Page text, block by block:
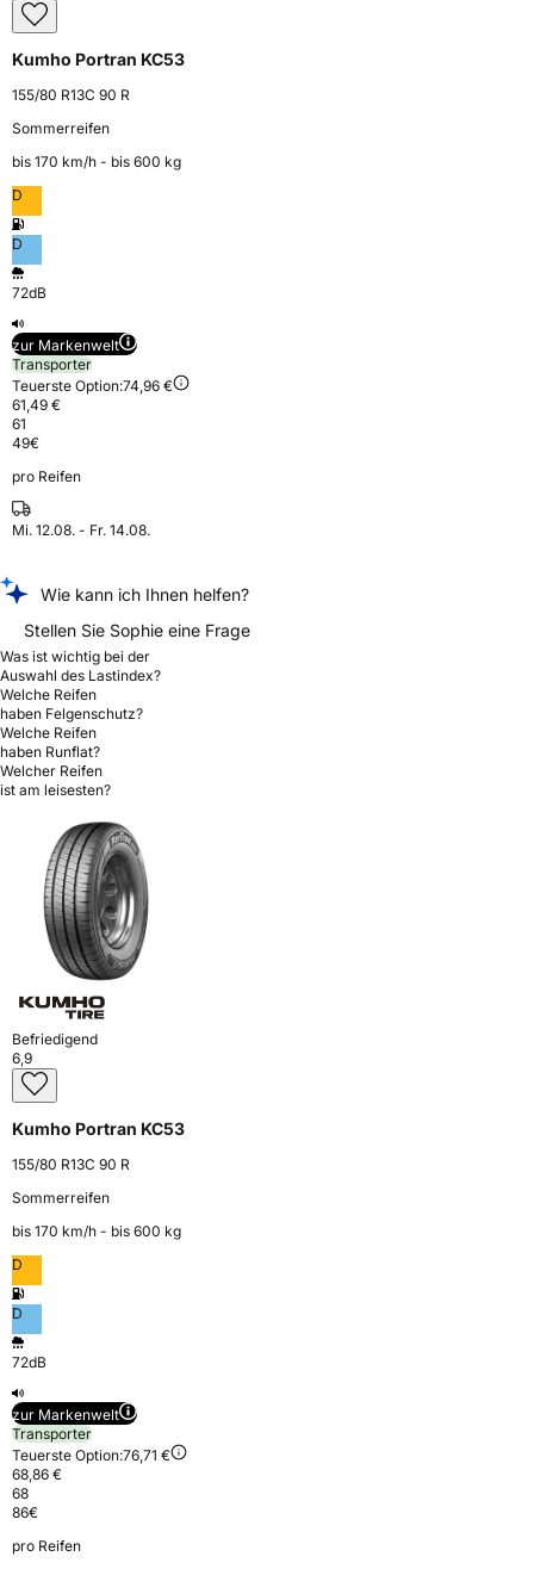
Kumho Portran KC53
155/80 R13C 90 R
Sommerreifen
bis 170 km⁠/⁠h - bis 600 kg
D
D
72dB
zur Markenwelt
Transporter
Teuerste Option:74,96 €
61,49 €
61
49€
pro Reifen
Mi. 12.08. - Fr. 14.08.
Wie kann ich Ihnen helfen?
Stellen Sie Sophie eine Frage
Was ist wichtig bei der
Auswahl des Lastindex?
Welche Reifen
haben Felgenschutz?
Welche Reifen
haben Runflat?
Welcher Reifen
ist am leisesten?
Befriedigend
6,9
Kumho Portran KC53
155/80 R13C 90 R
Sommerreifen
bis 170 km⁠/⁠h - bis 600 kg
D
D
72dB
zur Markenwelt
Transporter
Teuerste Option:76,71 €
68,86 €
68
86€
pro Reifen